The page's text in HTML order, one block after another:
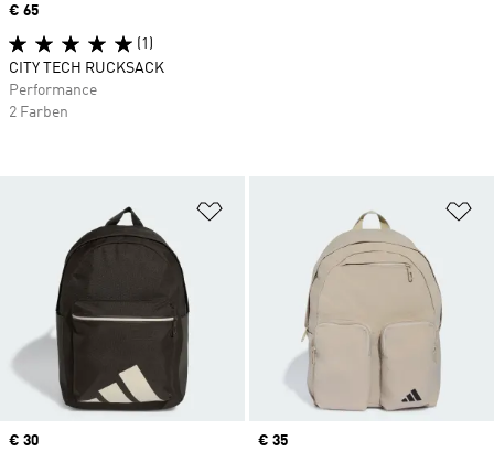
Price
€ 30
Price
€ 35
Price
€ 65
(1)
CITY TECH RUCKSACK
Performance
2 Farben